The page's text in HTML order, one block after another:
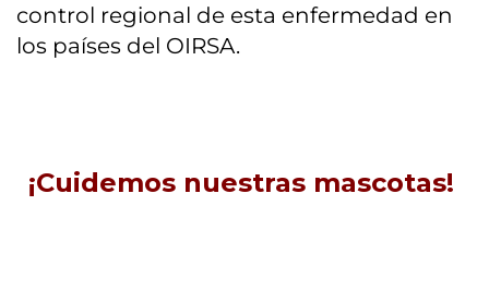
control regional de esta enfermedad en
los países del OIRSA.
¡Cuidemos nuestras mascotas!